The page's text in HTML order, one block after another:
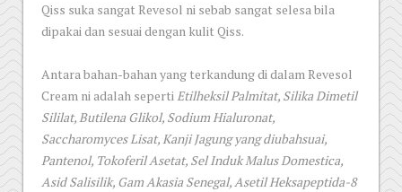
Qiss suka sangat Revesol ni sebab sangat selesa bila
dipakai dan sesuai dengan kulit Qiss.
Antara bahan-bahan yang terkandung di dalam Revesol
Cream ni adalah sepertiEtilheksil Palmitat, Silika Dimetil
Sililat, Butilena Glikol, Sodium Hialuronat,
Saccharomyces Lisat, Kanji Jagung yang diubahsuai,
Pantenol, Tokoferil Asetat, Sel Induk Malus Domestica,
Asid Salisilik, Gam Akasia Senegal, Asetil Heksapeptida-8